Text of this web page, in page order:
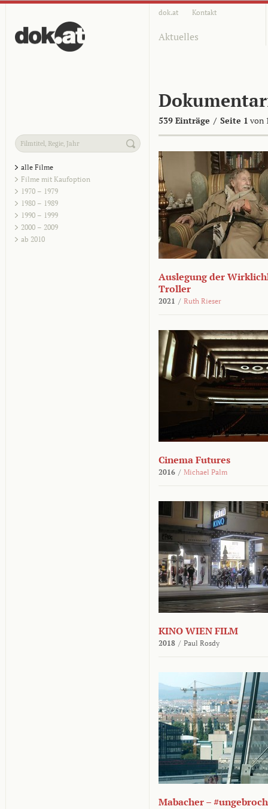
dok.at Kontakt
Aktuelles
539 Einträge / Seite 1 von
alle Filme
Filme mit Kaufoption
1970 – 1979
1980 – 1989
1990 – 1999
2000 – 2009
ab 2010
Auslegung der
Troller
2021 / Ruth Rieser
Cinema Futures
2016 / Michael Palm
KINO WIEN FILM
2018 / Paul Rosdy
Mabacher –